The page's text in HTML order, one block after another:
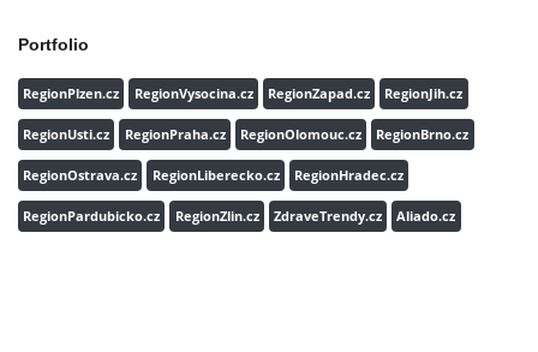
Portfolio
RegionPlzen.cz RegionVysocina.cz RegionZapad.cz RegionJih.cz
RegionUsti.cz RegionPraha.cz RegionOlomouc.cz RegionBrno.cz
RegionOstrava.cz RegionLiberecko.cz RegionHradec.cz
RegionPardubicko.cz RegionZlin.cz ZdraveTrendy.cz Aliado.cz